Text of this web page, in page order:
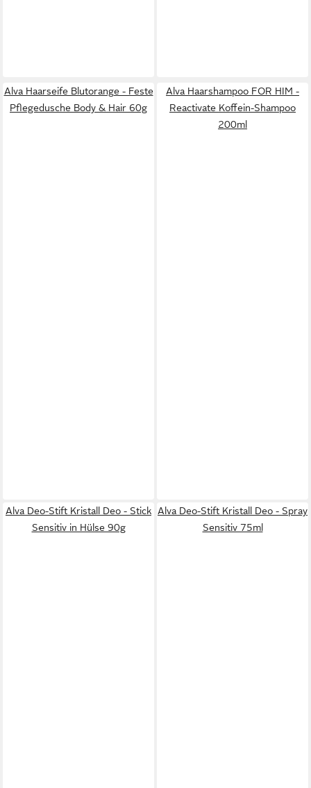
Alva Haarseife Blutorange - Feste
Pflegedusche Body & Hair 60g
Alva Haarshampoo FOR HIM -
Reactivate Koffein-Shampoo
200ml
Alva Deo-Stift Kristall Deo - Stick
Sensitiv in Hülse 90g
Alva Deo-Stift Kristall Deo - Spray
Sensitiv 75ml